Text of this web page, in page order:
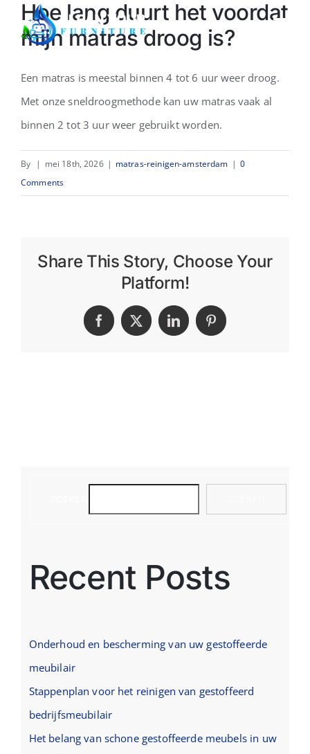
Hoe lang duurt het voordat
mijn matras droog is?
Een matras is meestal binnen 4 tot 6 uur weer droog.
Met onze sneldroogmethode kan uw matras vaak al
binnen 2 tot 3 uur weer gebruikt worden.
By | mei 18th, 2026 | matras-reinigen-amsterdam | 0
Comments
Share This Story, Choose Your
Platform!
Facebook
X LinkedInPinterest
Recent Posts
Onderhoud en bescherming van uw gestoffeerde
meubilair
Stappenplan voor het reinigen van gestoffeerd
bedrijfsmeubilair
Het belang van schone gestoffeerde meubels in uw